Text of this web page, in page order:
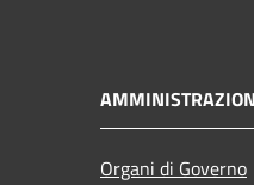
Organi di Governo